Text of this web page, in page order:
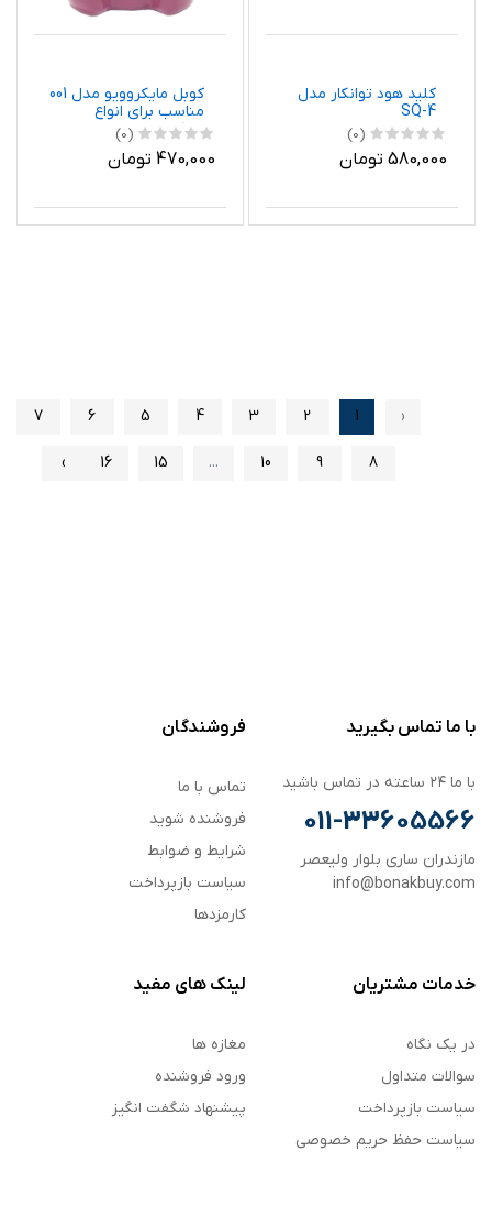
کلید هود توانکار مدل
SQ-4
(0)
580,000 تومان
کوبل مایکروویو مدل 001
مناسب برای انواع
مایکروویو (0)
470,000 تومان
‹
1
2
3
4
5
6
7
8
9
10
...
15
16
›
با ما تماس بگیرید
با ما ۲۴ ساعته در تماس باشید
011-33605566
مازندران ساری بلوار ولیعصر
info@bonakbuy.com
فروشندگان
تماس با ما
فروشنده شوید
شرایط و ضوابط
سیاست بازپرداخت
کارمزدها
خدمات مشتریان
در یک نگاه
سوالات متداول
سیاست بازپرداخت
سیاست حفظ حریم خصوصی
لینک های مفید
مغازه ها
ورود فروشنده
پیشنهاد شگفت انگیز